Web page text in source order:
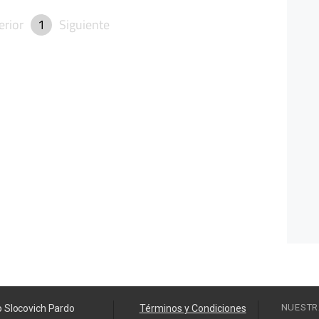
1 Siguiente
Slocovich Pardo Términos y Condiciones